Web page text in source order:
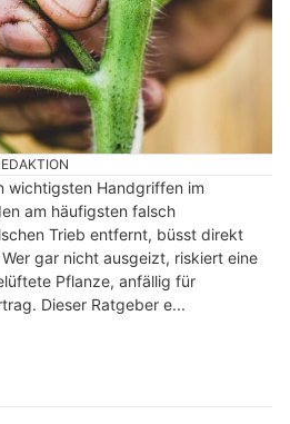
wichtigsten Handgriffen im
am häufigsten falsch
Trieb entfernt, büsst direkt
gar nicht ausgeizt, riskiert eine
Pflanze, anfällig für
Dieser Ratgeber e...